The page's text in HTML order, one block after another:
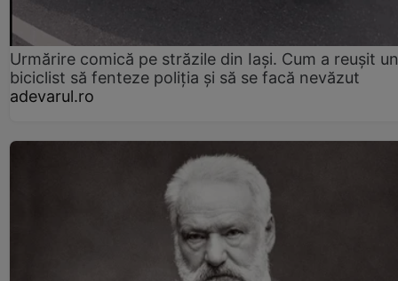
Urmărire comică pe străzile din Iași. Cum a reușit un
biciclist să fenteze poliția și să se facă nevăzut
adevarul.ro